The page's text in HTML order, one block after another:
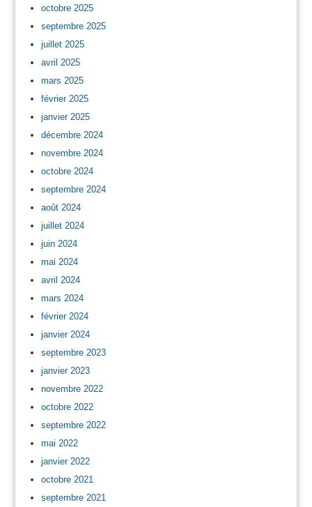
octobre 2025
septembre 2025
juillet 2025
avril 2025
mars 2025
février 2025
janvier 2025
décembre 2024
novembre 2024
octobre 2024
septembre 2024
août 2024
juillet 2024
juin 2024
mai 2024
avril 2024
mars 2024
février 2024
janvier 2024
septembre 2023
janvier 2023
novembre 2022
octobre 2022
septembre 2022
mai 2022
janvier 2022
octobre 2021
septembre 2021